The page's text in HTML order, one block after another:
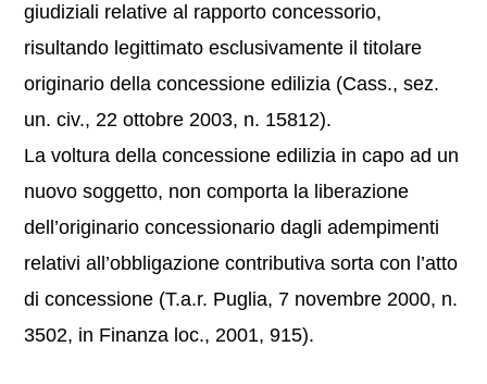
giudiziali relative al rapporto concessorio,
risultando legittimato esclusivamente il titolare
originario della concessione edilizia (Cass., sez.
un. civ., 22 ottobre 2003, n. 15812).
La voltura della concessione edilizia in capo ad un
nuovo soggetto, non comporta la liberazione
dell’originario concessionario dagli adempimenti
relativi all’obbligazione contributiva sorta con l’atto
di concessione (T.a.r. Puglia, 7 novembre 2000, n.
3502, in Finanza loc., 2001, 915).